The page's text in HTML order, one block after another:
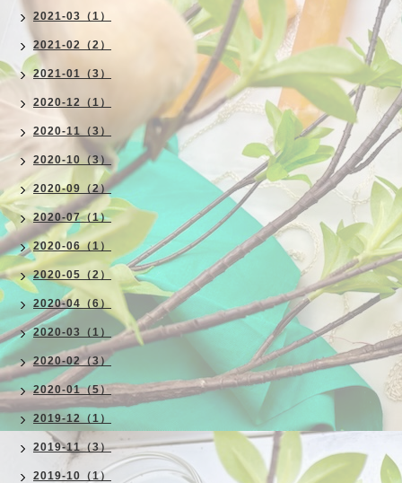
2021-03（1）
2021-02（2）
2021-01（3）
2020-12（1）
2020-11（3）
2020-10（3）
2020-09（2）
2020-07（1）
2020-06（1）
2020-05（2）
2020-04（6）
2020-03（1）
2020-02（3）
2020-01（5）
2019-12（1）
2019-11（3）
2019-10（1）